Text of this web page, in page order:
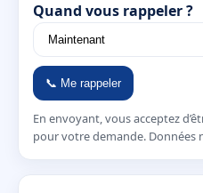
Quand vous rappeler ?
📞 Me rappeler
En envoyant, vous acceptez
pour votre demande. Données